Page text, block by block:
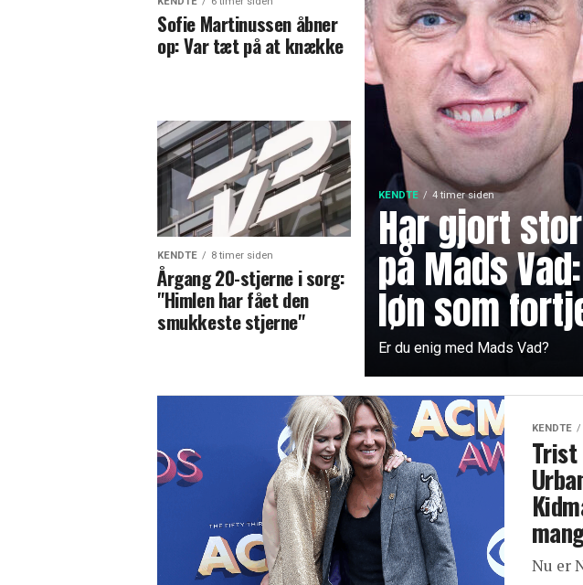
KENDTE 4 timer siden
Har gjort
på Mads
løn som
Er du enig med Mads Vad?
Sofie Martinussen åbner
op: Var tæt på at knække
KENDTE 8 timer siden
Årgang 20-stjerne i sorg:
"Himlen har fået den
smukkeste stjerne"
KENDTE
Nu er